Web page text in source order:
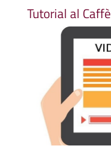
Tutorial al Caffè